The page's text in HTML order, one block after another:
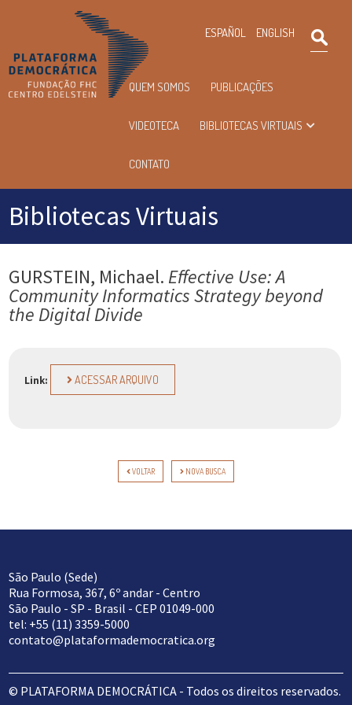
ESPAÑOL ENGLISH
Menu
principal
QUEM SOMOS PUBLICAÇÕES
VIDEOTECA BIBLIOTECAS VIRTUAIS
CONTATO
Bibliotecas Virtuais
GURSTEIN, Michael. Effective Use: A
Community Informatics Strategy beyond
the Digital Divide
Link: ACESSAR ARQUIVO
VOLTAR NOVA BUSCA
São Paulo (Sede)
Rua Formosa, 367, 6º andar - Centro
São Paulo - SP - Brasil - CEP 01049-000
tel: +55 (11) 3359-5000
contato@plataformademocratica.org
© PLATAFORMA DEMOCRÁTICA - Todos os direitos reservados.